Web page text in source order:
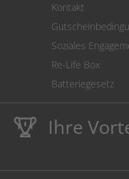
Kontakt
Soziales
Re-Life Box
Batteriegesetz
Ihre
Lebenslange